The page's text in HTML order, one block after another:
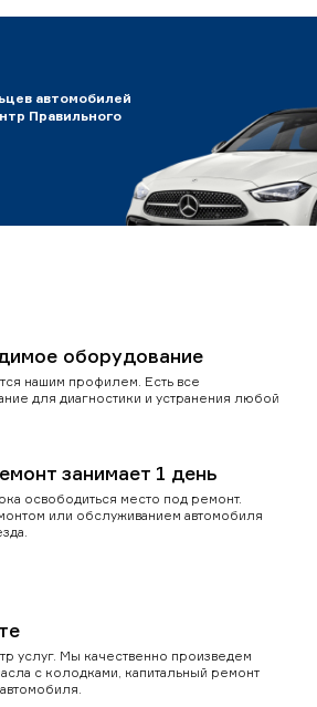
автомобилей
Правильного
оборудование
нашим профилем. Есть все
для диагностики и устранения любой
занимает 1 день
освободиться место под ремонт.
или обслуживанием автомобиля
услуг. Мы качественно произведем
с колодками, капитальный ремонт